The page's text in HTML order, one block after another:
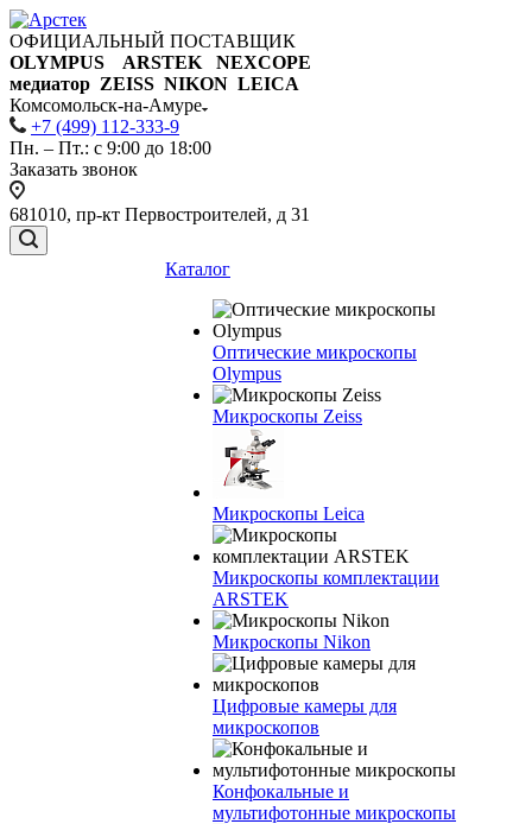
ОФИЦИАЛЬНЫЙ ПОСТАВЩИК
OLYMPUS ARSTEK NEXCOPE
медиатор ZEISS NIKON LEICA
Комсомольск-на-Амуре
+7 (499) 112-333-9
Пн. – Пт.: с 9:00 до 18:00
Заказать звонок
681010, пр-кт Первостроителей, д 31
Каталог
Оптические микроскопы
Olympus
Микроскопы Zeiss
Микроскопы Leica
Микроскопы комплектации
ARSTEK
Микроскопы Nikon
Цифровые камеры для
микроскопов
Конфокальные и
мультифотонные микроскопы